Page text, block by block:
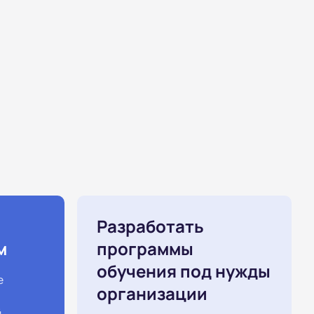
Разработать
программы
обучения под нужды
организации